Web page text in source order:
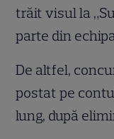
trăit visul la
parte din
De altfel,
postat pe
lung, după